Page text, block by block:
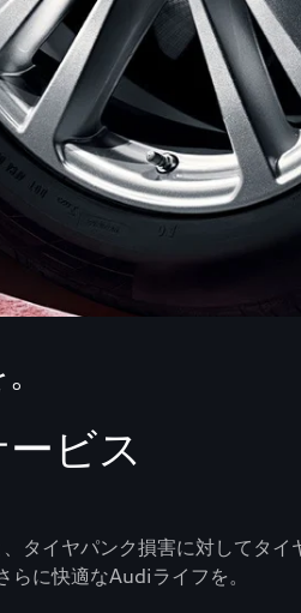
ビス
イヤパンク損害に対してタイ
に快適なAudiライフを。